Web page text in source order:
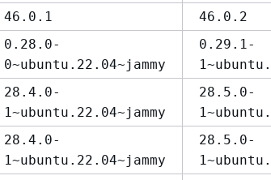
46.0.1
46.0.2
0.28.0-
0~ubuntu.22.04~jammy
0.29.1-
28.4.0-
1~ubuntu.22.04~jammy
28.5.0-
28.4.0-
1~ubuntu.22.04~jammy
28.5.0-